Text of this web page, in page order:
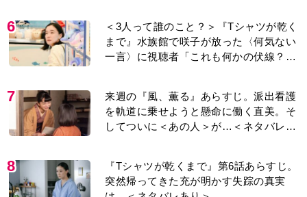
6
＜3人って誰のこと？＞『Tシャツが乾く
まで』水族館で咲子が放った〈何気ない
一言〉に視聴者「これも何かの伏線？」
7
来週の『風、薫る』あらすじ。派出看護
を軌道に乗せようと懸命に働く直美。そ
してついに＜あの人＞が…＜ネタバレあ
8
『Tシャツが乾くまで』第6話あらすじ。
突然帰ってきた充が明かす失踪の真実